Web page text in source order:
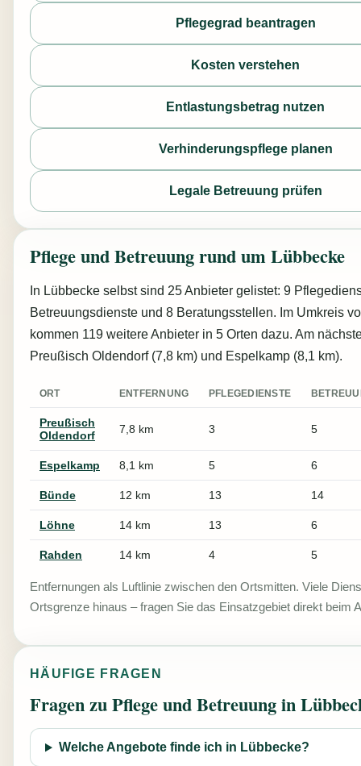
Pflegegrad beantragen
Kosten verstehen
Entlastungsbetrag nutzen
Verhinderungspflege planen
Legale Betreuung prüfen
Pflege und Betreuung rund um Lübbecke
In Lübbecke selbst sind 25 Anbieter gelistet: 9
Betreuungsdienste und 8 Beratungsstellen. Im Umkreis
kommen 119 weitere Anbieter in 5 Orten dazu. Am
Preußisch Oldendorf (7,8 km) und Espelkamp (8,1 km).
ORT ENTFERNUNG PFLEGEDIENSTE
Preußisch
Oldendorf
7,8 km 3 5
Espelkamp 8,1 km 5 6
Bünde 12 km 13 14
Löhne 14 km 13 6
Rahden 14 km 4 5
Entfernungen als Luftlinie zwischen den Ortsmitten. Viele
Ortsgrenze hinaus – fragen Sie das Einsatzgebiet direkt beim
HÄUFIGE FRAGEN
Fragen zu Pflege und Betreuung in
Welche Angebote finde ich in Lübbecke?